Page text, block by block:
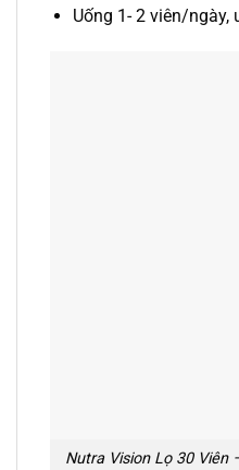
Uống 1- 2 viên/ngày,
Nutra Vision Lọ 30 Viên